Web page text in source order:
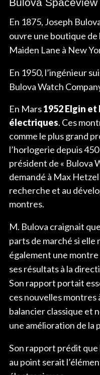
Bulova
En 1875, Joseph
ouvre une boutique
Maiden Lane à New
En 1950, l’ingénieur
Bulova Watch
En Mars1952 Elgin et
électriques. Ces
comme le plus grand
l’horlogerie depuis 450
président de « Bulova
demandé à Max
recherche et au
montres.
M. Bulova craignait
parts de marché si elle
également une
ses résultats à la
Son rapport portait
ces nouvelles
balancier classique et
une amélioration de la
Son rapport prédit
au point serait